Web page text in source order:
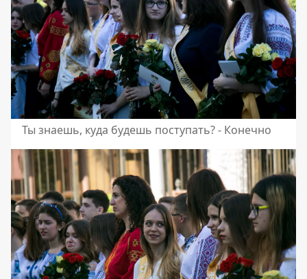
Ты знаешь, куда будешь поступать? - Конечно